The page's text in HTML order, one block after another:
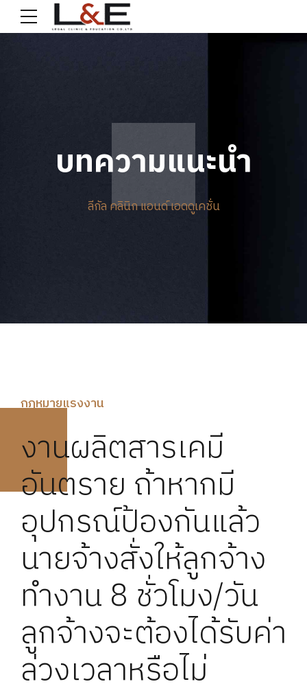
บทความแนะนำ
ลีกัล คลินิก แอนด์ เอดดูเคชั่น
กฏหมายแรงงาน
งานผลิตสารเคมี
อันตราย ถ้าหากมี
อุปกรณ์ป้องกันแล้ว
นายจ้างสั่งให้ลูกจ้าง
ทำงาน 8 ชั่วโมง/วัน
ลูกจ้างจะต้องได้รับค่า
ล่วงเวลาหรือไม่